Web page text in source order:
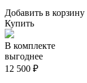
Добавить в корзину
Купить
В комплекте
выгоднее
12 500 ₽